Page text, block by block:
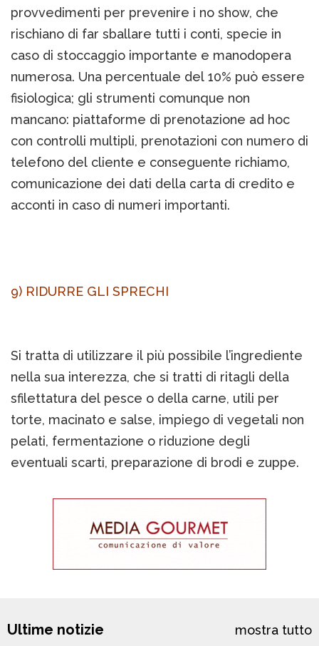
provvedimenti per prevenire i no show, che
rischiano di far sballare tutti i conti, specie in
caso di stoccaggio importante e manodopera
numerosa. Una percentuale del 10% può essere
fisiologica; gli strumenti comunque non
mancano: piattaforme di prenotazione ad hoc
con controlli multipli, prenotazioni con numero di
telefono del cliente e conseguente richiamo,
comunicazione dei dati della carta di credito e
acconti in caso di numeri importanti.
9) RIDURRE GLI SPRECHI
Si tratta di utilizzare il più possibile l’ingrediente
nella sua interezza, che si tratti di ritagli della
sfilettatura del pesce o della carne, utili per
torte, macinato e salse, impiego di vegetali non
pelati, fermentazione o riduzione degli
eventuali scarti, preparazione di brodi e zuppe.
Ultime notizie mostra tutto